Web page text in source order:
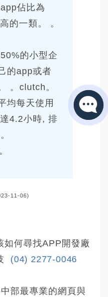
佔比為
的一類。 。
的小型企
的app或者
。clutch。
均每天使用
4.2小時, 排
11-06)
如何尋找APP開發廠
(04) 2277-0046
部最專業的網頁與